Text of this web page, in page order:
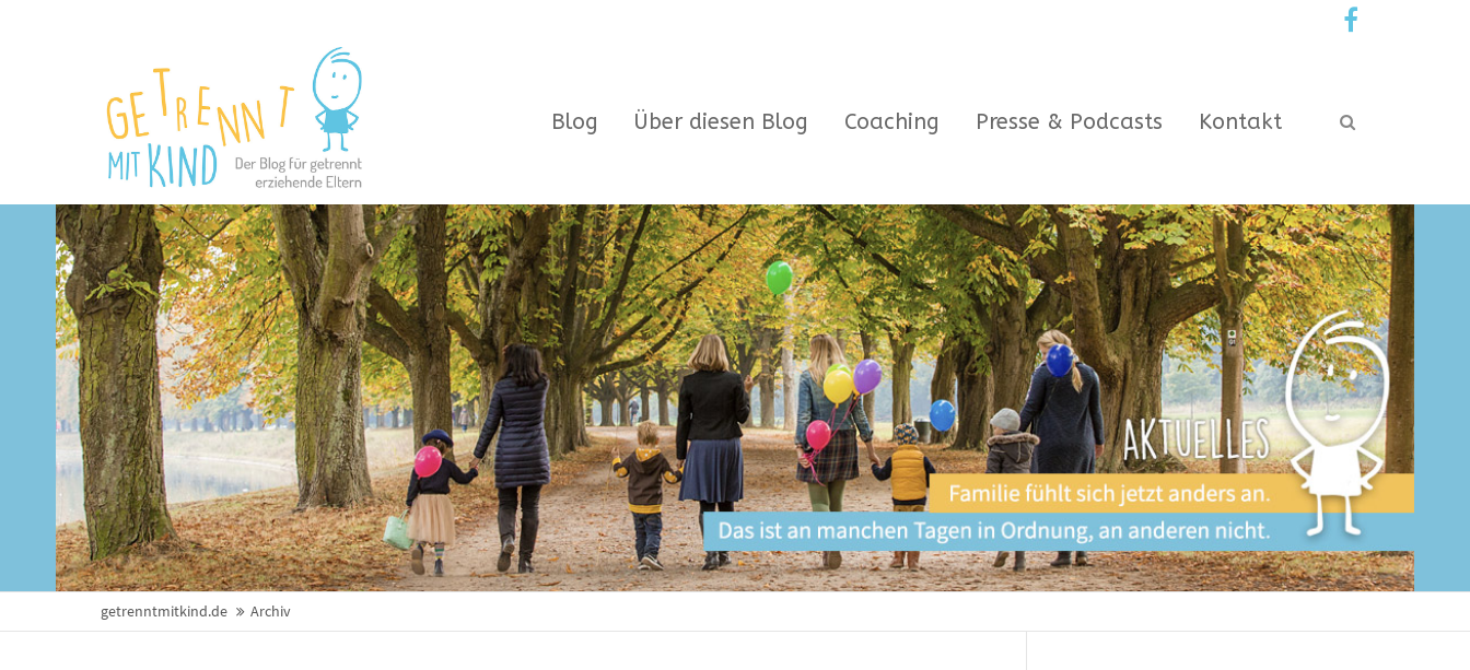
Blog Über diesen Blog Coaching Presse & Podcasts Kontakt
getrenntmitkind.de Archiv